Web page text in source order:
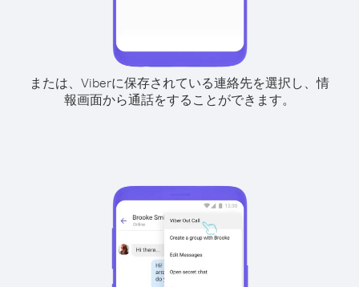
または、Viberに保存されている連絡先を選択し、情
報画面から通話をすることができます。